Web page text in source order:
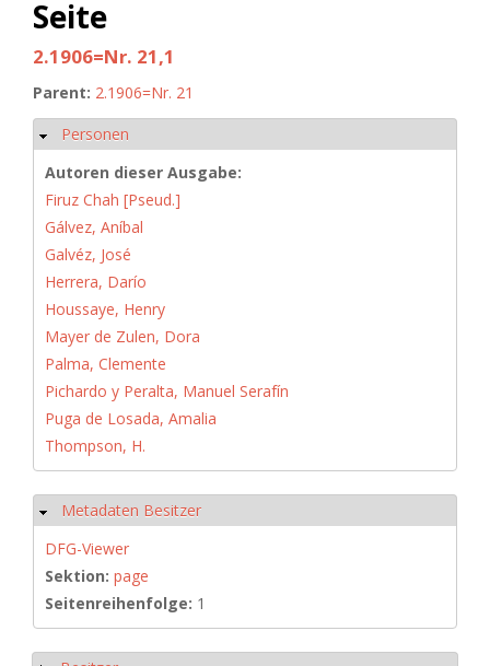
Seite
2.1906=Nr. 21,1
Parent: 2.1906=Nr. 21
Ausblenden
Personen
Autoren dieser Ausgabe:
Firuz Chah [Pseud.]
Gálvez, Aníbal
Galvéz, José
Herrera, Darío
Houssaye, Henry
Mayer de Zulen, Dora
Palma, Clemente
Pichardo y Peralta, Manuel Serafín
Puga de Losada, Amalia
Thompson, H.
Ausblenden
Metadaten Besitzer
DFG-Viewer
Sektion: page
Seitenreihenfolge: 1